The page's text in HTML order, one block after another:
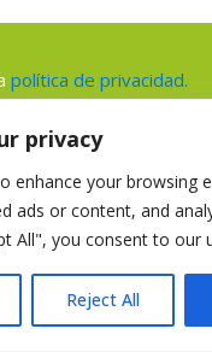
privacy
enhance your browsing
ads or content, and
All", you consent to our
Reject All
política de privacidad.
a proteger y
usaremos tu información
y proporcionar
los productos y servicios
que nos
esta casilla y acepta